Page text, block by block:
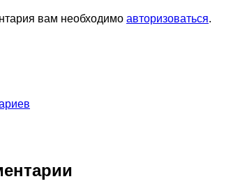
вам необходимо авторизоваться.